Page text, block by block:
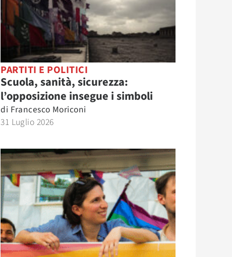
PARTITI E POLITICI
Scuola, sanità, sicurezza:
l’opposizione insegue i simboli
di Francesco Moriconi
31 Luglio 2026